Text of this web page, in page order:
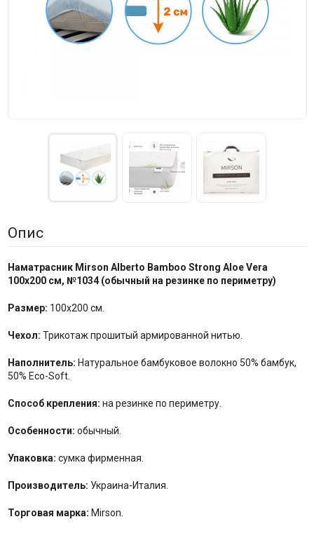
Опис
Наматрасник Mirson Alberto Bamboo Strong Aloe Vera
100x200 см, №1034 (обычный на резинке по периметру)
Размер: 100x200 см.
Чехол: Трикотаж прошитый армированной нитью.
Наполнитель: Натуральное бамбуковое волокно 50% бамбук,
50% Eco-Soft.
Способ крепления: на резинке по периметру.
Особенности: обычный.
Упаковка: сумка фирменная.
Производитель: Украина-Италия.
Торговая марка: Mirson.